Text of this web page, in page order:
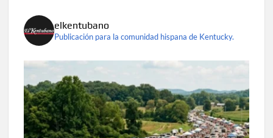
elkentubano
Publicación para la comunidad hispana de Kentucky.